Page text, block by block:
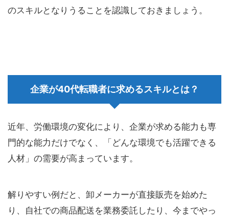
のスキルとなりうることを認識しておきましょう。
企業が40代転職者に求めるスキルとは？
近年、労働環境の変化により、企業が求める能力も専
門的な能力だけでなく、「どんな環境でも活躍できる
人材」の需要が高まっています。
解りやすい例だと、卸メーカーが直接販売を始めた
り、自社での商品配送を業務委託したり、今までやっ